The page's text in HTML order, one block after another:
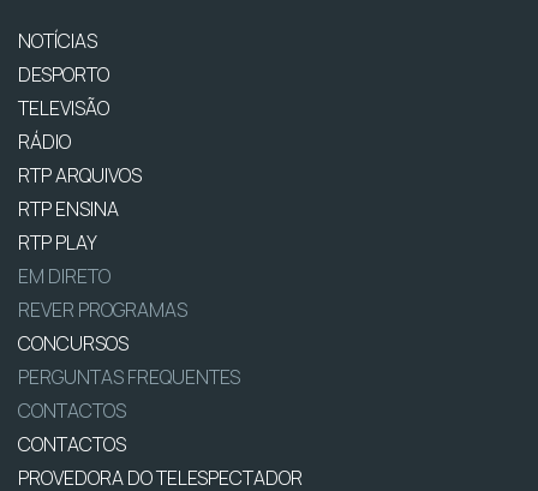
NOTÍCIAS
DESPORTO
TELEVISÃO
RÁDIO
RTP ARQUIVOS
RTP ENSINA
RTP PLAY
EM DIRETO
REVER PROGRAMAS
CONCURSOS
PERGUNTAS FREQUENTES
CONTACTOS
CONTACTOS
PROVEDORA DO TELESPECTADOR